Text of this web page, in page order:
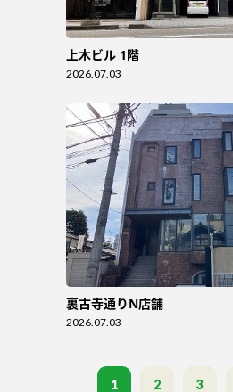
上木ビル 1階
2026.07.03
裏古寺通りN店舗
2026.07.03
1 2 3